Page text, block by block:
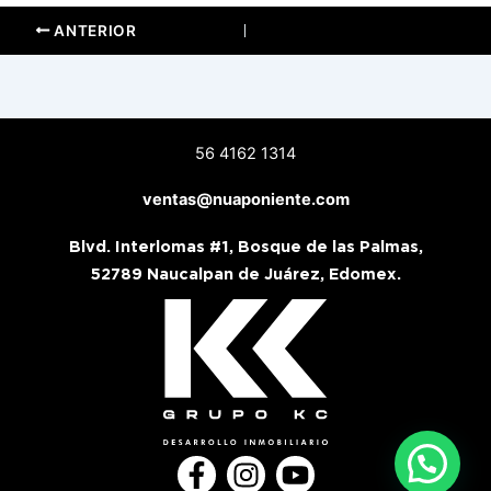
ANTERIOR
56 4162 1314
ventas@nuaponiente.com
Blvd. Interlomas #1, Bosque de las Palmas,
52789 Naucalpan de Juárez, Edomex.